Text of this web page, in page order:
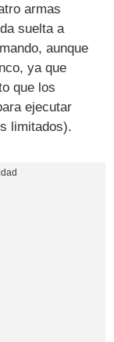
armas
suelta a
aunque
ya que
que los
ejecutar
limitados).